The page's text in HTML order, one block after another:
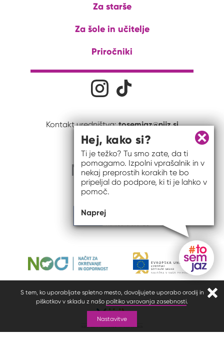
S tem, ko uporabljate spletno mesto, dovoljujete uporabo orodij in
piškotkov v skladu z našo politiko varovanja zasebnosti.
Nastavitve
Za starše
Za šole in učitelje
Priročniki
Družabna omrežjaNa naš Instagram profil
Kontakt uredništva:tosemjaz@nijz.si
Gumb
Zapri
Hej, kako si?
Ti je težko? Tu smo zate, da ti
pomagamo. Izpolni vprašalnik in v
nekaj preprostih korakih te bo
pripeljal do podpore, ki ti je lahko v
pomoč.
Naprej